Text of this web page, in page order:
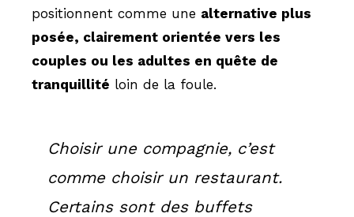
positionnent comme une alternative plus
posée, clairement orientée vers les
couples ou les adultes en quête de
tranquillité loin de la foule.
Choisir une compagnie, c’est
comme choisir un restaurant.
Certains sont des buffets